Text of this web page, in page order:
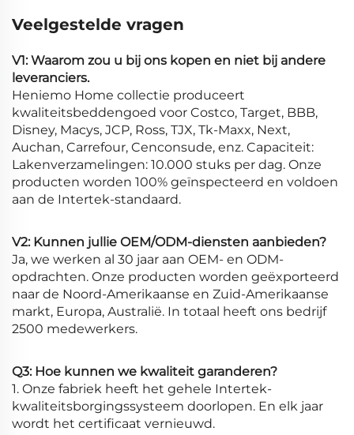
Veelgestelde vragen
V1: Waarom zou u bij ons kopen en niet bij andere
leveranciers.
Heniemo Home collectie produceert
kwaliteitsbeddengoed voor Costco, Target, BBB,
Disney, Macys, JCP, Ross, TJX, Tk-Maxx, Next,
Auchan, Carrefour, Cenconsude, enz. Capaciteit:
Lakenverzamelingen: 10.000 stuks per dag. Onze
producten worden 100% geïnspecteerd en voldoen
aan de Intertek-standaard.
V2: Kunnen jullie OEM/ODM-diensten aanbieden?
Ja, we werken al 30 jaar aan OEM- en ODM-
opdrachten. Onze producten worden geëxporteerd
naar de Noord-Amerikaanse en Zuid-Amerikaanse
markt, Europa, Australië. In totaal heeft ons bedrijf
2500 medewerkers.
Q3: Hoe kunnen we kwaliteit garanderen?
1. Onze fabriek heeft het gehele Intertek-
kwaliteitsborgingssysteem doorlopen. En elk jaar
wordt het certificaat vernieuwd.